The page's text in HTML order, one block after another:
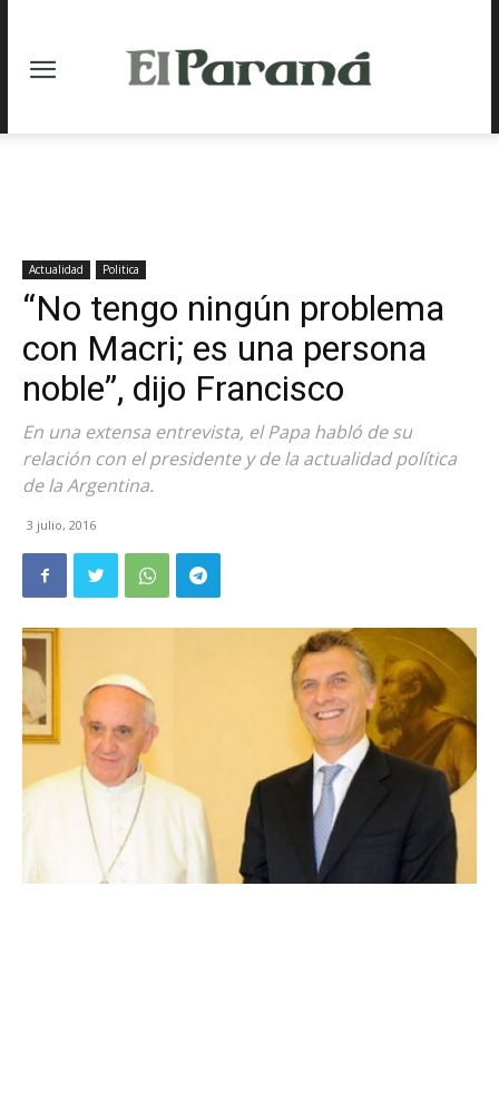
Actualidad Politica
“No tengo ningún problema
con Macri; es una persona
noble”, dijo Francisco
En una extensa entrevista, el Papa habló de su
relación con el presidente y de la actualidad política
de la Argentina.
3 julio, 2016